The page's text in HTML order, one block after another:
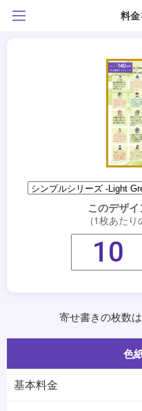
料
このデザ
(1枚あたり
寄せ書きの枚数
色
基本料金